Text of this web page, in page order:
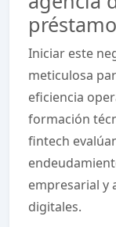
Iniciar este
meticulosa
eficiencia
formación
fintech
empresarial y
digitales.